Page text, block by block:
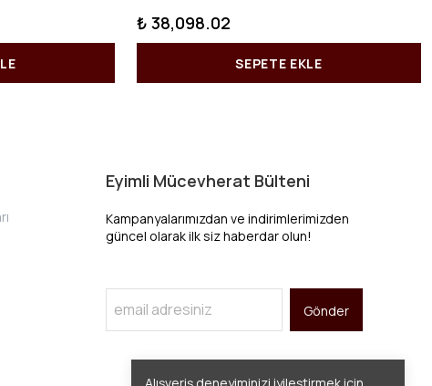
₺ 38,098.02
SEPETE EKLE
Eyimli Mücevherat Bülteni
Kampanyalarımızdan ve indirimlerimizden
güncel olarak ilk siz haberdar olun!
Gönder